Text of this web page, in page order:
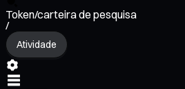
Token/carteira de pesquisa
/
Atividade